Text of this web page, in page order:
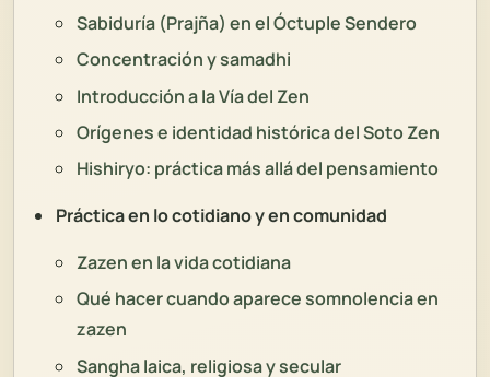
Sabiduría (Prajña) en el Óctuple Sendero
Concentración y samadhi
Introducción a la Vía del Zen
Orígenes e identidad histórica del Soto Zen
Hishiryo: práctica más allá del pensamiento
Práctica en lo cotidiano y en comunidad
Zazen en la vida cotidiana
Qué hacer cuando aparece somnolencia en
zazen
Sangha laica, religiosa y secular